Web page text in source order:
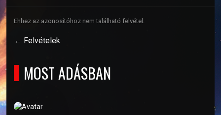
Ehhez az azonosítóhoz nem található felvétel.
← Felvételek
MOST ADÁSBAN